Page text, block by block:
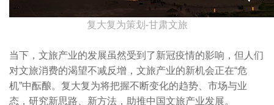
复大复为策划-甘肃文旅
当下，文旅产业的发展虽然受到了新冠疫情的影响，但人们
对文旅消费的渴望不减反增，文旅产业的新机会正在“危
机”中酝酿。复大复为将把握不断变化的趋势、市场与业
态，研究新思路、新方法，助推中国文旅产业发展。